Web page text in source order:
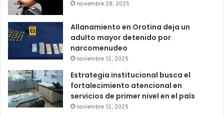
noviembre 28, 2025
Allanamiento en Orotina deja un
adulto mayor detenido por
narcomenudeo
noviembre 12, 2025
Estrategia institucional busca el
fortalecimiento atencional en
servicios de primer nivel en el país
noviembre 12, 2025